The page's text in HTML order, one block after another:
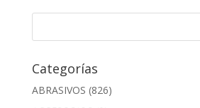
Categorías
ABRASIVOS (826)